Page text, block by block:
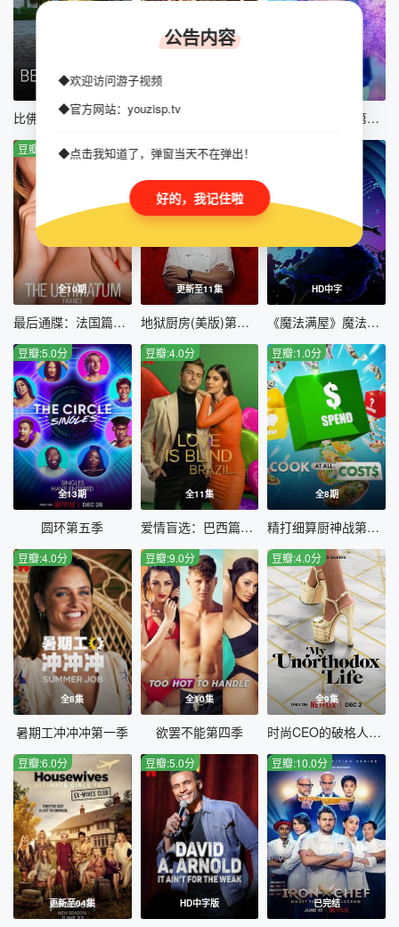
全8集
比佛利山豪宅经纪第一季 万世天后第一季 化妆界明日之星第四季
全10期
豆瓣:10.0分
最后通牒：法国篇第一季
更新至11集
豆瓣:9.0分
地狱厨房(美版)第二十一季
HD中字
《魔法满屋》魔法成真演唱会
全13期
豆瓣:5.0分
圆环第五季
全11集
豆瓣:4.0分
爱情盲选：巴西篇第二季
全8期
豆瓣:1.0分
精打细算厨神战第一季
全8集
豆瓣:4.0分
暑期工冲冲冲第一季
全10集
豆瓣:9.0分
欲罢不能第四季
全9集
豆瓣:4.0分
时尚CEO的破格人生第二季
更新至04集
豆瓣:6.0分
HD中字版
豆瓣:5.0分
已完结
豆瓣:10.0分
公告内容
◆欢迎访问游子视频
◆官方网站：youzisp.tv
◆点击我知道了，弹窗当天不在弹出！
好的，我记住啦